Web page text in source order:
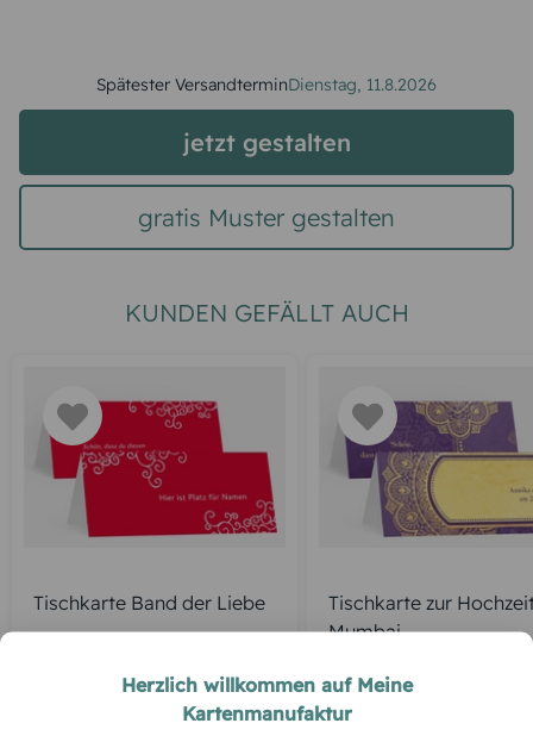
Spätester VersandterminDienstag, 11.8.2026
jetzt gestalten
gratis Muster gestalten
KUNDEN GEFÄLLT AUCH
Tischkarte Band der Liebe
Tischkarte zur
Mumbai
Herzlich willkommen auf Meine
Kartenmanufaktur